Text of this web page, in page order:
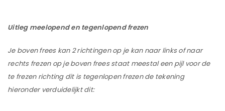
Uitleg meelopend en tegenlopend frezen
Je boven frees kan 2 richtingen op je kan naar links of naar
rechts frezen op je boven frees staat meestal een pijl voor de
te frezen richting dit is tegenlopen frezen de tekening
hieronder verduidelijkt dit: